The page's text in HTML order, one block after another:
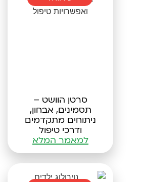
סרטן הוושט –
תסמינים, אבחון,
ניתוחים מתקדמים
ודרכי טיפול
למאמר המלא